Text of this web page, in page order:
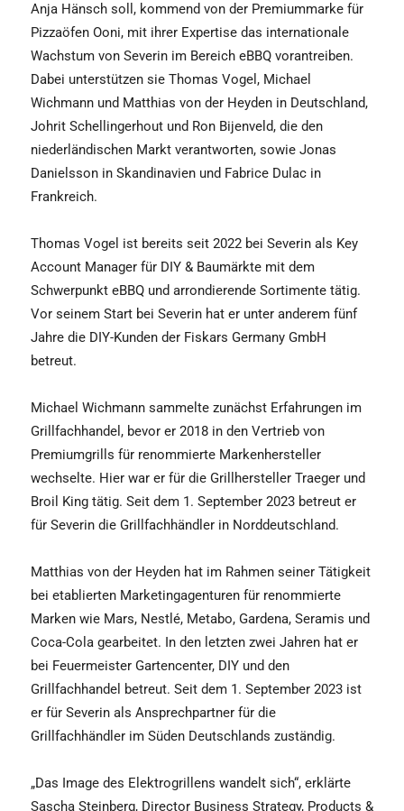
Anja Hänsch soll, kommend von der Premiummarke für
Pizzaöfen Ooni, mit ihrer Expertise das internationale
Wachstum von Severin im Bereich eBBQ vorantreiben.
Dabei unterstützen sie Thomas Vogel, Michael
Wichmann und Matthias von der Heyden in Deutschland,
Johrit Schellingerhout und Ron Bijenveld, die den
niederländischen Markt verantworten, sowie Jonas
Danielsson in Skandinavien und Fabrice Dulac in
Frankreich.
Thomas Vogel ist bereits seit 2022 bei Severin als Key
Account Manager für DIY & Baumärkte mit dem
Schwerpunkt eBBQ und arrondierende Sortimente tätig.
Vor seinem Start bei Severin hat er unter anderem fünf
Jahre die DIY-Kunden der Fiskars Germany GmbH
betreut.
Michael Wichmann sammelte zunächst Erfahrungen im
Grillfachhandel, bevor er 2018 in den Vertrieb von
Premiumgrills für renommierte Markenhersteller
wechselte. Hier war er für die Grillhersteller Traeger und
Broil King tätig. Seit dem 1. September 2023 betreut er
für Severin die Grillfachhändler in Norddeutschland.
Matthias von der Heyden hat im Rahmen seiner Tätigkeit
bei etablierten Marketingagenturen für renommierte
Marken wie Mars, Nestlé, Metabo, Gardena, Seramis und
Coca-Cola gearbeitet. In den letzten zwei Jahren hat er
bei Feuermeister Gartencenter, DIY und den
Grillfachhandel betreut. Seit dem 1. September 2023 ist
er für Severin als Ansprechpartner für die
Grillfachhändler im Süden Deutschlands zuständig.
„Das Image des Elektrogrillens wandelt sich“, erklärte
Sascha Steinberg, Director Business Strategy, Products &